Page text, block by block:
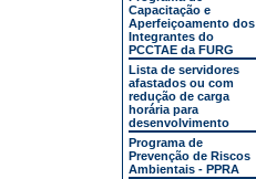
Capacitação e
Aperfeiçoamento dos
Integrantes do
PCCTAE da FURG
Lista de servidores
afastados ou com
redução de carga
horária para
desenvolvimento
Programa de
Prevenção de Riscos
Ambientais - PPRA